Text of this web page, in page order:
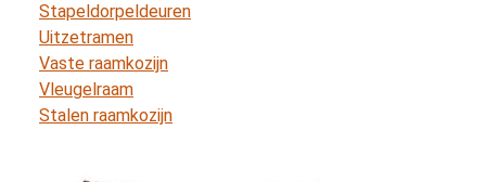
Stapeldorpeldeuren
Uitzetramen
Vaste raamkozijn
Vleugelraam
Stalen raamkozijn